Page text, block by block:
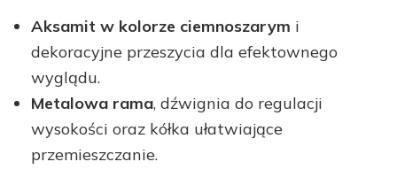
Aksamit w kolorze ciemnoszarym i
dekoracyjne przeszycia dla efektownego
wyglądu.
Metalowa rama, dźwignia do regulacji
wysokości oraz kółka ułatwiające
przemieszczanie.